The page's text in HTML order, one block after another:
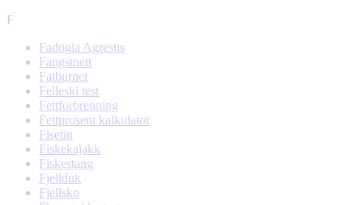
F
Fadogia Agrestis
Fangstnett
Fatburner
Felleski test
Fettforbrenning
Fettprosent kalkulator
Fisetin
Fiskekajakk
Fiskestang
Fjellduk
Fjellsko